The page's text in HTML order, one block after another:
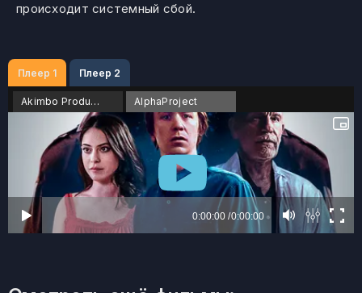
происходит системный сбой.
Плеер 1 Плеер 2
Akimbo Production AlphaProject